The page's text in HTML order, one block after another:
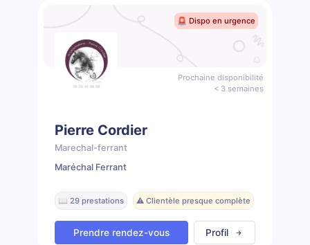
🚨 Dispo en urgence
Prochaine disponibilité
< 3 semaines
Pierre Cordier
Marechal-ferrant
Maréchal Ferrant
📖 29 prestations ⚠️ Clientèle presque complète
Prendre rendez-vous Profil